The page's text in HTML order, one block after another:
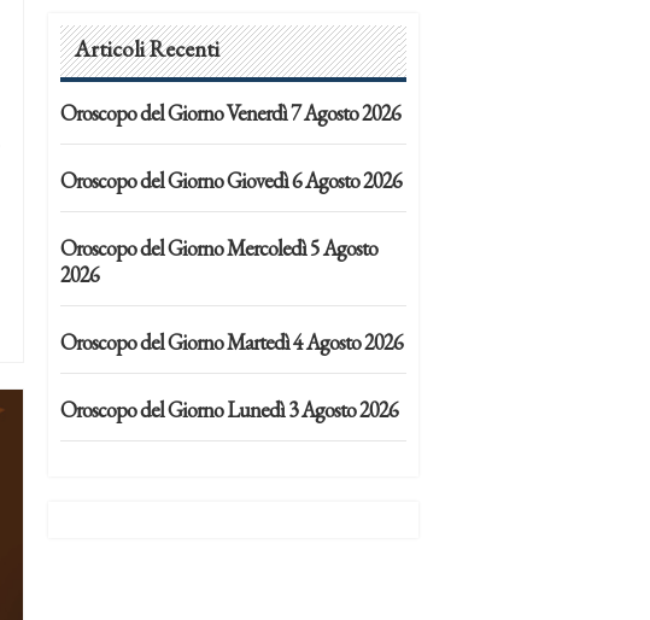
Articoli Recenti
Oroscopo del Giorno Venerdì 7 Agosto 2026
Oroscopo del Giorno Giovedì 6 Agosto 2026
Oroscopo del Giorno Mercoledì 5 Agosto
2026
Oroscopo del Giorno Martedì 4 Agosto 2026
Oroscopo del Giorno Lunedì 3 Agosto 2026